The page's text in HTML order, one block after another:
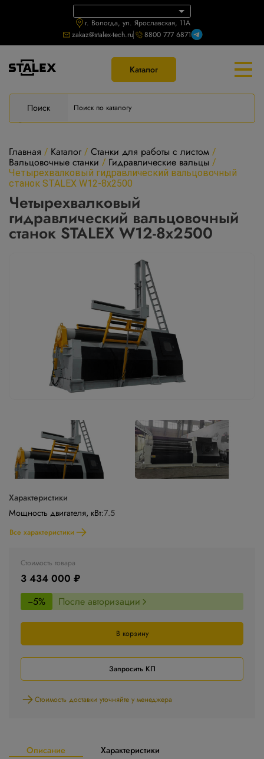
г. Вологда, ул. Ярославская, 11А
zakaz@stalex-tech.ru
8800 777 6871
Каталог
Поиск
Главная / Каталог / Станки для работы с листом /
Вальцовочные станки / Гидравлические вальцы /
Четырехвалковый гидравлический вальцовочный
станок STALEX W12-8x2500
Четырехвалковый
гидравлический вальцовочный
станок STALEX W12-8x2500
Характеристики
Мощность двигателя, кВт:7.5
Все характеристики
Стоимость товара
3 434 000 ₽
−5% После авторизации
В корзину
Запросить КП
Стоимость доставки уточняйте у менеджера
Описание
Характеристики